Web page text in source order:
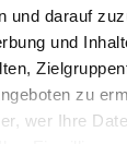
und darauf
und
zu
wer Ihre